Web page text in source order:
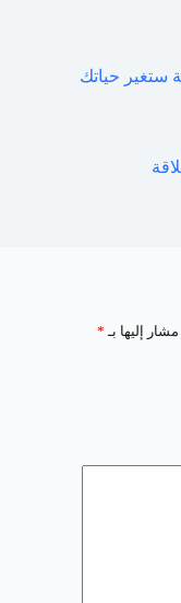
مصيرية ستغير حياتك
مشار إليها بـ *